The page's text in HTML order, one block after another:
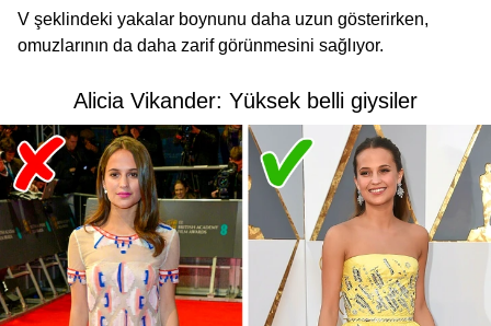
V şeklindeki yakalar boynunu daha uzun gösterirken,
omuzlarının da daha zarif görünmesini sağlıyor.
Alicia Vikander: Yüksek belli giysiler